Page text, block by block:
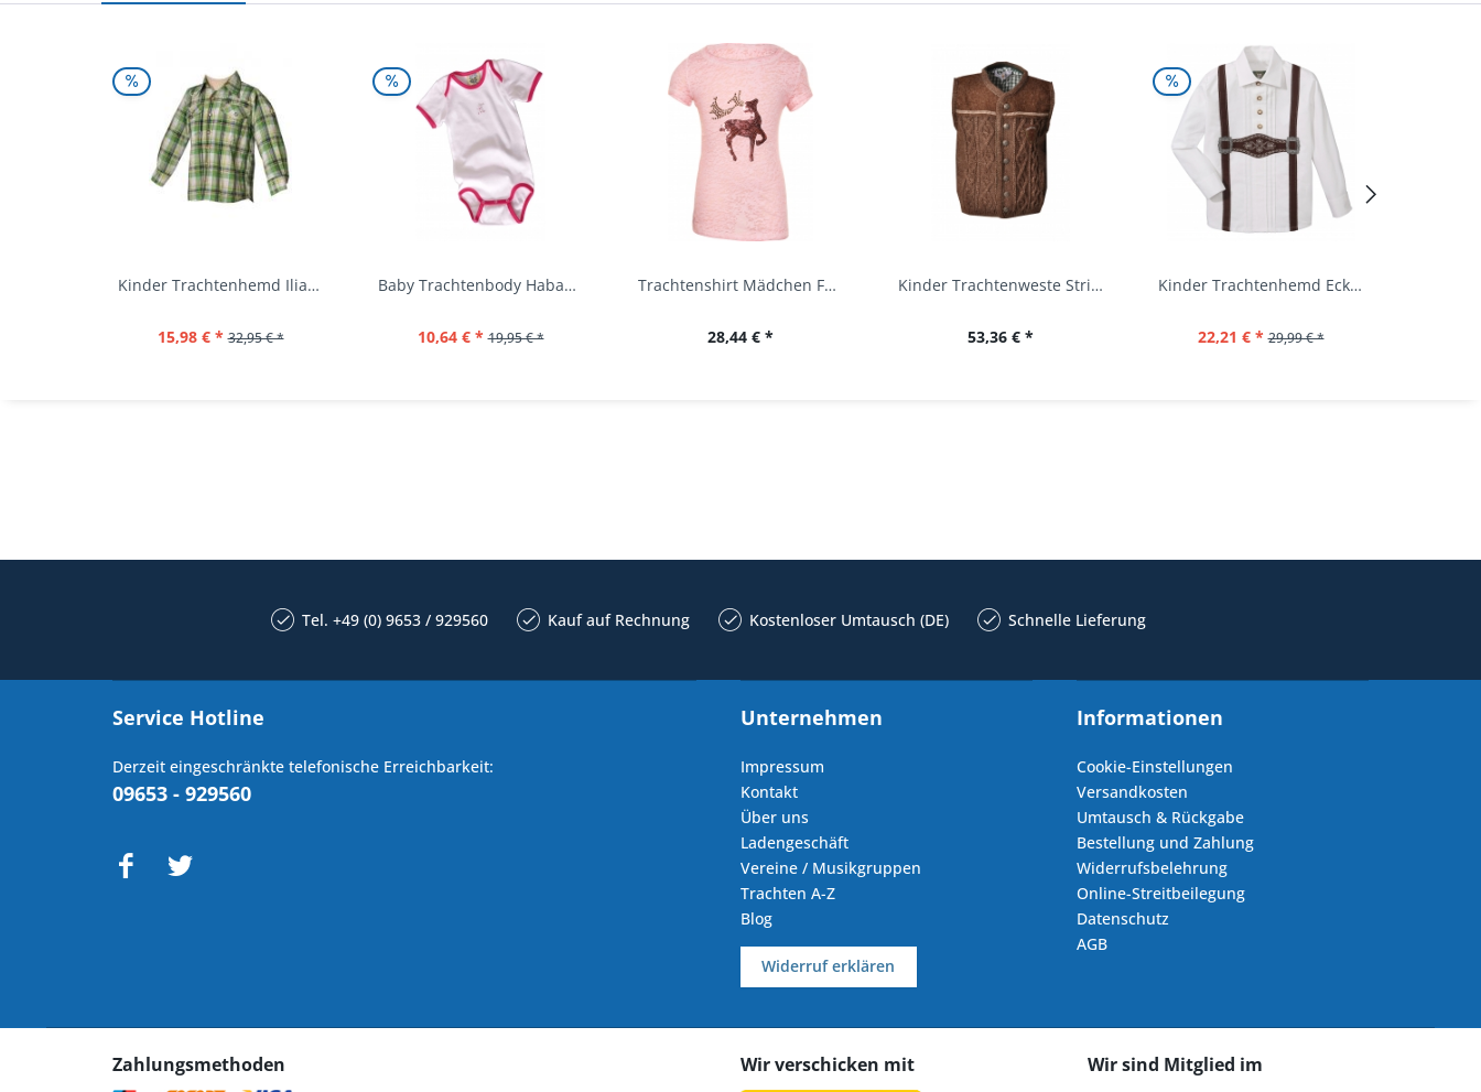
Kinder Trachtenhemd Ilias giftgrün langarm...
15,98 € * 32,95 € *
Baby Trachtenbody Habach weiß/pink Isar Trachten
10,64 € * 19,95 € *
Trachtenshirt Mädchen Feli Kids rosa orchidee...
28,44 € *
Kinder Trachtenweste Strickweste Schirmitz...
53,36 € *
Kinder Trachtenhemd Eckersdorf weiß lang...
22,21 € * 29,99 € *
Tel. +49 (0) 9653 / 929560 Kauf auf Rechnung Kostenloser Umtausch (DE) Schnelle Lieferung
Service Hotline
Derzeit eingeschränkte telefonische Erreichbarkeit:
09653 - 929560
Unternehmen
Impressum
Kontakt
Über uns
Ladengeschäft
Vereine / Musikgruppen
Trachten A-Z
Blog
Widerruf erklären
Informationen
Cookie-Einstellungen
Versandkosten
Umtausch & Rückgabe
Bestellung und Zahlung
Widerrufsbelehrung
Online-Streitbeilegung
Datenschutz
AGB
Zahlungsmethoden Wir verschicken mit Wir sind Mitglied im